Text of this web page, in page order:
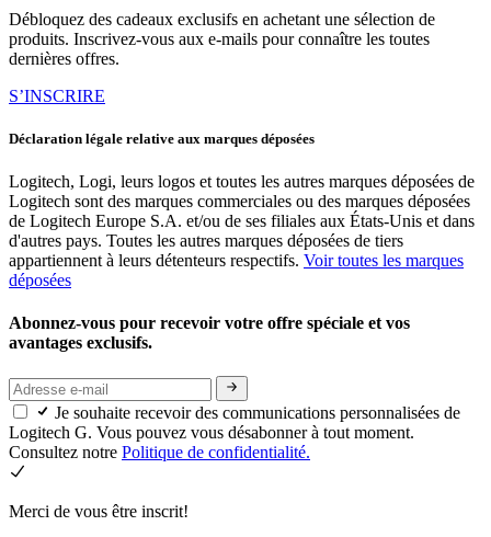
Débloquez des cadeaux exclusifs en achetant une sélection de
produits. Inscrivez-vous aux e-mails pour connaître les toutes
dernières offres.
S’INSCRIRE
Déclaration légale relative aux marques déposées
Logitech, Logi, leurs logos et toutes les autres marques déposées de
Logitech sont des marques commerciales ou des marques déposées
de Logitech Europe S.A. et/ou de ses filiales aux États-Unis et dans
d'autres pays. Toutes les autres marques déposées de tiers
appartiennent à leurs détenteurs respectifs. Voir toutes les marques
déposées
Abonnez-vous pour recevoir votre offre spéciale et vos
avantages exclusifs.
Je souhaite recevoir des communications personnalisées de
Logitech G. Vous pouvez vous désabonner à tout moment.
Consultez notre Politique de confidentialité.
Merci de vous être inscrit!